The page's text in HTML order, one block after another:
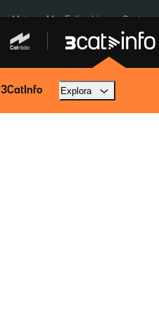
a Meta Mor Felipe Lipe Ceuta
3CatInfo Explora